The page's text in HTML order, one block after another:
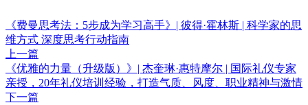
《费曼思考法：5步成为学习高手》| 彼得·霍林斯 | 科学家的思
维方式 深度思考行动指南
上一篇
《优雅的力量（升级版）》| 杰奎琳·惠特摩尔 | 国际礼仪专家
亲授，20年礼仪培训经验，打造气质、风度、职业精神与激情
下一篇